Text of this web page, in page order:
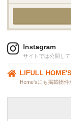
Instagram
サイトでは公開し
LIFULL HOME'S
Home'sにも掲載物